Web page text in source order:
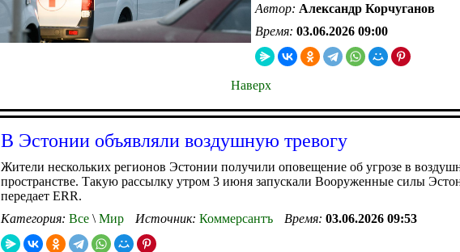
Автор: Александр Корчуганов
Время: 03.06.2026 09:00
Наверх
В Эстонии объявляли воздушную тревогу
Жители нескольких регионов Эстонии получили оповещение об угрозе в
пространстве. Такую рассылку утром 3 июня запускали Вооруженные силы
передает ERR.
Категория: Все \ Мир Источник: Коммерсантъ Время: 03.06.2026 09:53